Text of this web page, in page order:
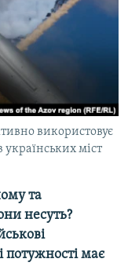
використовує
міст
та
несуть?
потужності має